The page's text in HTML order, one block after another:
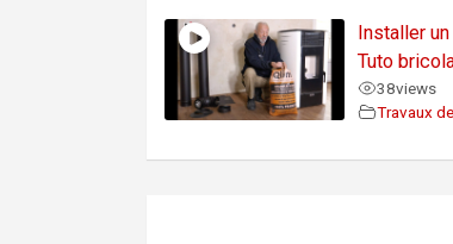
Installer
Tuto
38views
Travaux